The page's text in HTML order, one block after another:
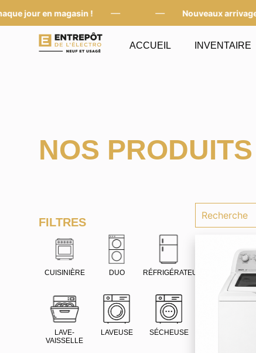
en magasin ! — Nouveaux arrivages
ACCUEIL INVENTAIRE
NOS PRODUITS
FILTRES
CUISINIÈRE DUO RÉFRIGÉRATEUR
LAVE-
VAISSELLE
LAVEUSE SÉCHEUSE